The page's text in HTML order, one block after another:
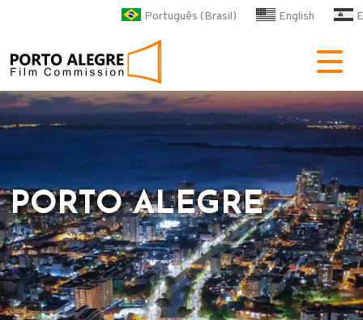
Pular para o conteúdo
Português (Brasil) English
POA Film Commission
PORTO ALEGRE